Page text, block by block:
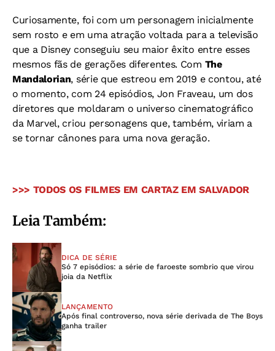
Curiosamente, foi com um personagem inicialmente
sem rosto e em uma atração voltada para a televisão
que a Disney conseguiu seu maior êxito entre esses
mesmos fãs de gerações diferentes. Com The
Mandalorian, série que estreou em 2019 e contou, até
o momento, com 24 episódios, Jon Fraveau, um dos
diretores que moldaram o universo cinematográfico
da Marvel, criou personagens que, também, viriam a
se tornar cânones para uma nova geração.
>>> TODOS OS FILMES EM CARTAZ EM SALVADOR
Leia Também:
DICA DE SÉRIE
Só 7 episódios: a série de faroeste sombrio que virou
joia da Netflix
LANÇAMENTO
Após final controverso, nova série derivada de The Boys
ganha trailer